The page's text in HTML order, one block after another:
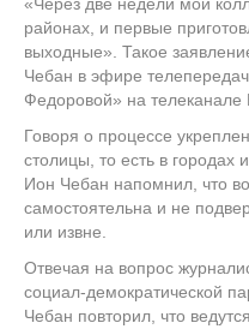
районах, и первые
выходные». Такое
Чебан в эфире
Федоровой» на телеканале
Говоря о процессе
столицы, то есть в городах
Ион Чебан напомнил, что
самостоятельна и не
или извне.
Отвечая на вопрос
социал-демократической
Чебан повторил, что